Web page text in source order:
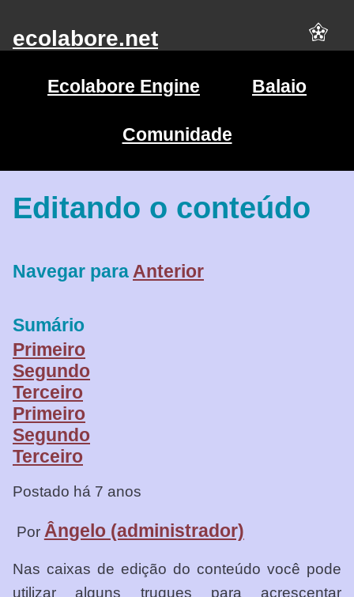
ecolabore.net
Ecolabore Engine Balaio
Comunidade
Editando o conteúdo
Navegar para Anterior
Sumário
Primeiro
Segundo
Terceiro
Primeiro
Segundo
Terceiro
Postado há 7 anos
Por Ângelo (administrador)
Nas caixas de edição do conteúdo você pode
utilizar alguns truques para acrescentar